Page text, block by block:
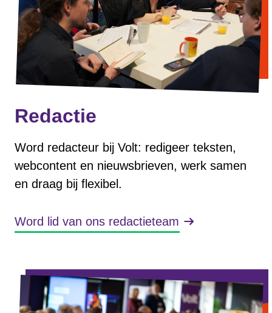
Redactie
Word redacteur bij Volt: redigeer teksten,
webcontent en nieuwsbrieven, werk samen
en draag bij flexibel.
Word lid van ons redactieteam